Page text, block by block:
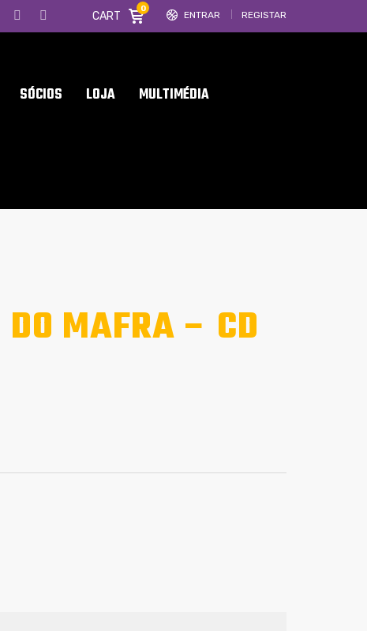
ENTRAR REGISTAR
CART
0
SÓCIOS LOJA MULTIMÉDIA
MAFRA – CD